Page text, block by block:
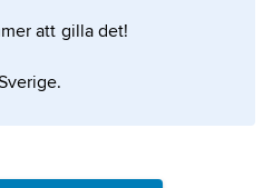
är särskilt
som avsatts i deltan och
att gilla det!